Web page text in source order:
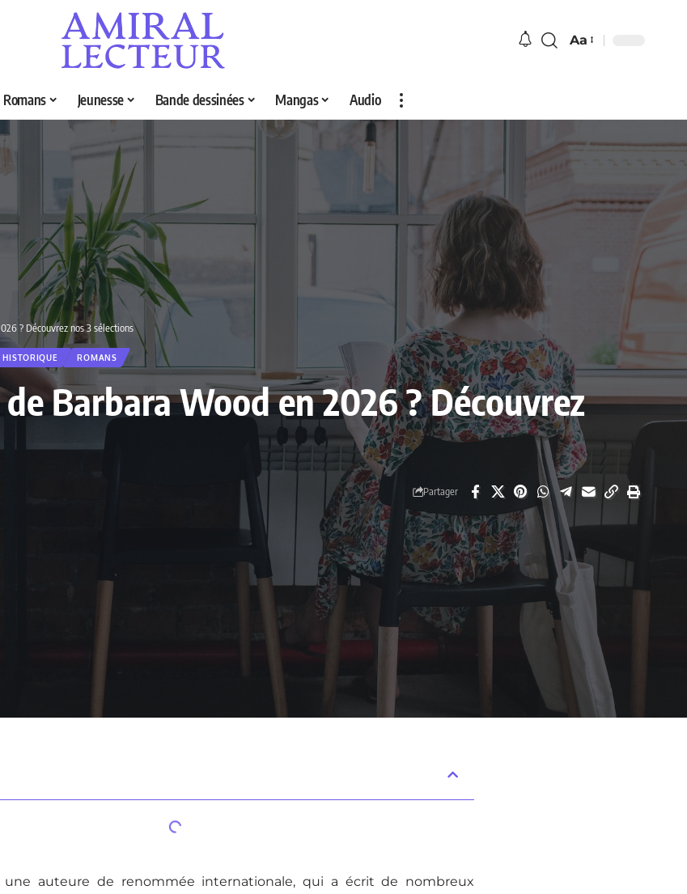
Aa
Romans Jeunesse Bande dessinées Mangas Audio
? Découvrez nos 3 sélections
ROMANS
Barbara Wood en 2026 ? Découvrez
Partager
une auteure de renommée internationale, qui a écrit de nombreux